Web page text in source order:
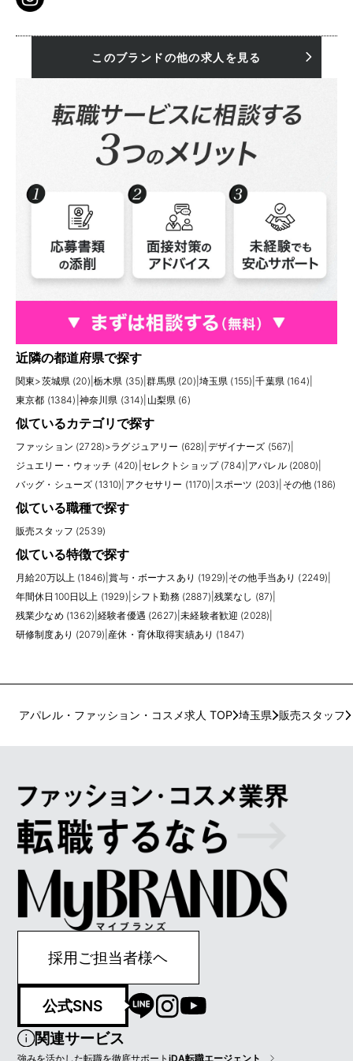
このブランドの他の求人を見る
近隣の都道府県で探す
関東>茨城県 (20) 栃木県 (35) |群馬県 (20) 埼玉県 (155) |千葉県 (164)
東京都 (1384) 神奈川県 (314) 山梨県 (6)
似ているカテゴリで探す
ファッション (2728)>ラグジュアリー (628) デザイナーズ (567)
ジュエリー・ウォッチ (420) セレクトショップ (784) アパレル (2080)
バッグ・シューズ (1310) アクセサリー (1170) スポーツ (203) その他 (186)
似ている職種で探す
販売スタッフ (2539)
似ている特徴で探す
月給20万以上 (1846) |賞与・ボーナスあり (1929) その他手当あり (2249)
年間休日100日以上 (1929) シフト勤務 (2887) 残業なし (87)
残業少なめ (1362) |経験者優遇 (2627) |未経験者歓迎 (2028)
研修制度あり (2079) 産休・育休取得実績あり (1847)
アパレル・ファッション・コスメ求人 TOP 埼玉県 販売スタッフ
採用ご担当者様ヘ
公式SNS
関連サービス
強みを活かした転職を徹底サポートiDA転職エージェント